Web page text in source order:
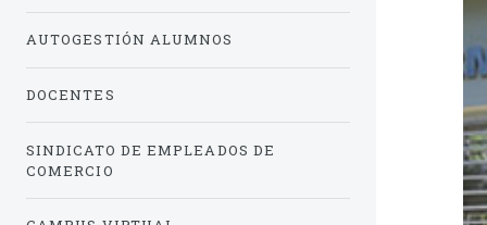
AUTOGESTIÓN ALUMNOS
DOCENTES
SINDICATO DE EMPLEADOS DE
COMERCIO